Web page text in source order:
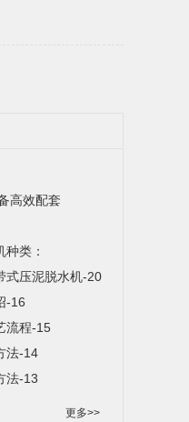
高效配套
类：
式压泥脱水机-20
-16
流程-15
法-14
法-13
更多>>